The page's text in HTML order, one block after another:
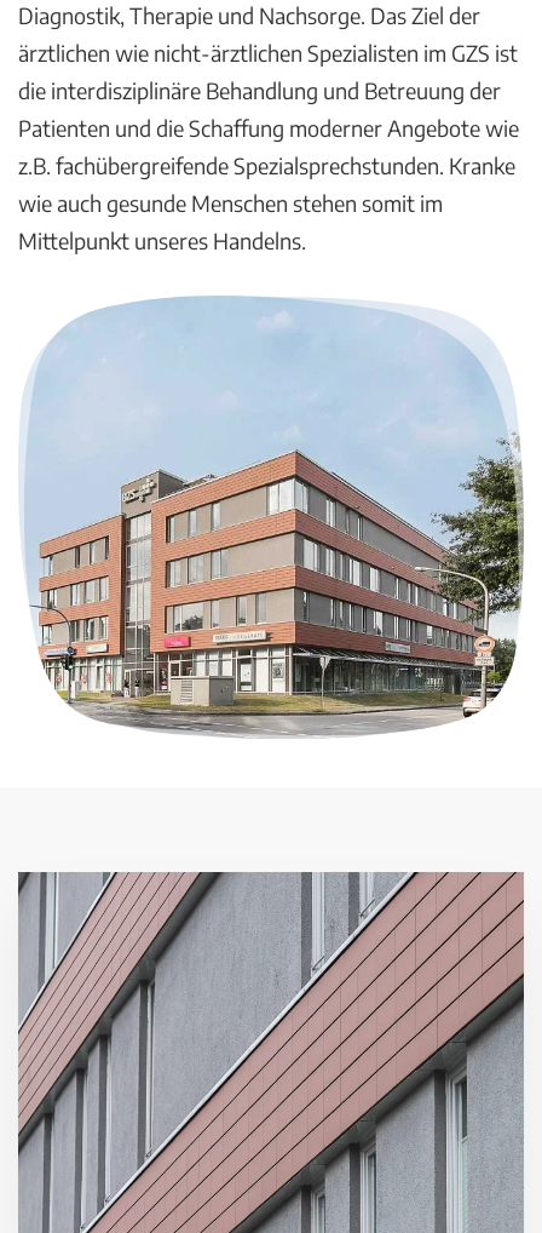
Diagnostik, Therapie und Nachsorge. Das Ziel der
ärztlichen wie nicht-ärztlichen Spezialisten im GZS ist
die interdisziplinäre Behandlung und Betreuung der
Patienten und die Schaffung moderner Angebote wie
z.B. fachübergreifende Spezialsprechstunden. Kranke
wie auch gesunde Menschen stehen somit im
Mittelpunkt unseres Handelns.